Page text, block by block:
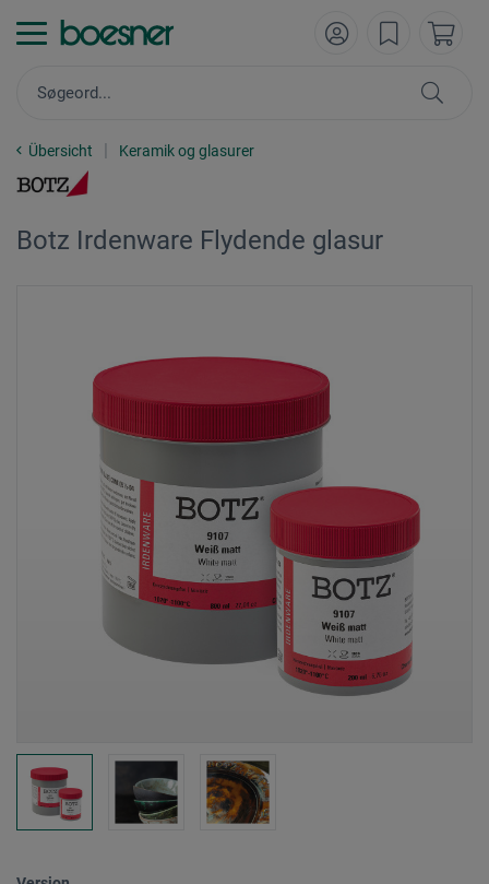
Übersicht Keramik og glasurer
Botz Irdenware Flydende glasur